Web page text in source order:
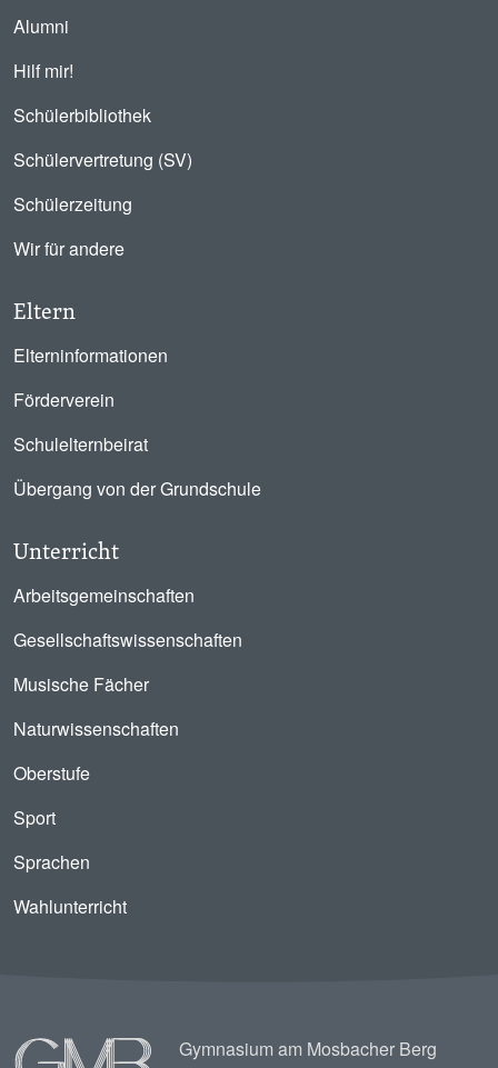
Alumni
Hilf mir!
Schülerbibliothek
Schülervertretung (SV)
Schülerzeitung
Wir für andere
Eltern
Elterninformationen
Förderverein
Schulelternbeirat
Übergang von der Grundschule
Unterricht
Arbeitsgemeinschaften
Gesellschaftswissenschaften
Musische Fächer
Naturwissenschaften
Oberstufe
Sport
Sprachen
Wahlunterricht
Image
Gymnasium am Mosbacher Berg